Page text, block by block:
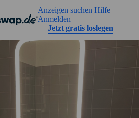
Anzeigen suchen Hilfe
Anmelden
Jetzt gratis loslegen